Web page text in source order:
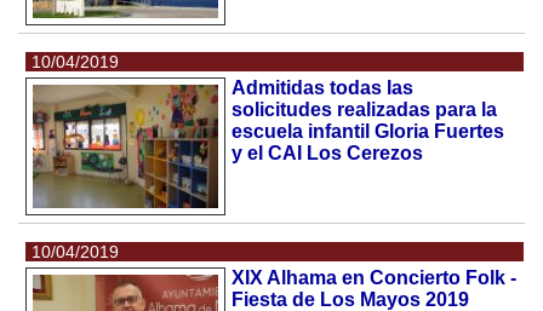
10/04/2019
Admitidas todas las
solicitudes realizadas para la
escuela infantil Gloria Fuertes
y el CAI Los Cerezos
10/04/2019
XIX Alhama en Concierto Folk -
Fiesta de Los Mayos 2019